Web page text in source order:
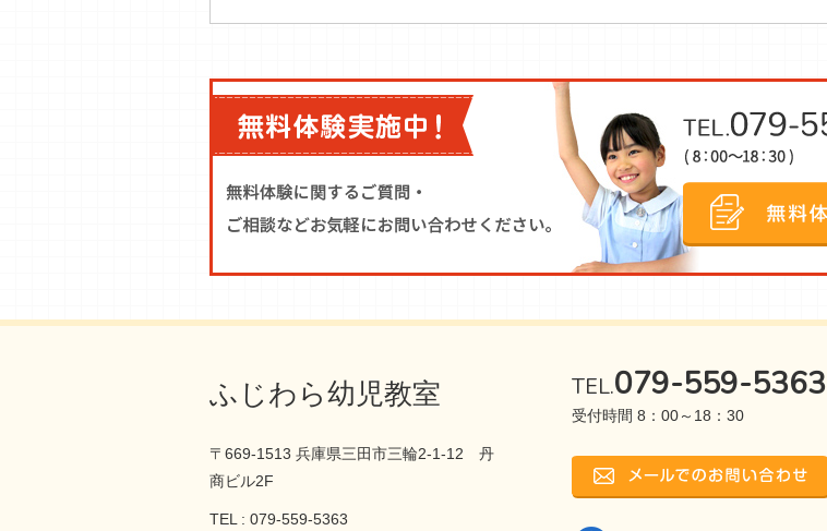
ふじわら幼児教室
〒669-1513 兵庫県三田市三輪2-1-12 丹
商ビル2F
TEL : 079-559-5363
TEL.079-559-5363
受付時間 8：00～18：30